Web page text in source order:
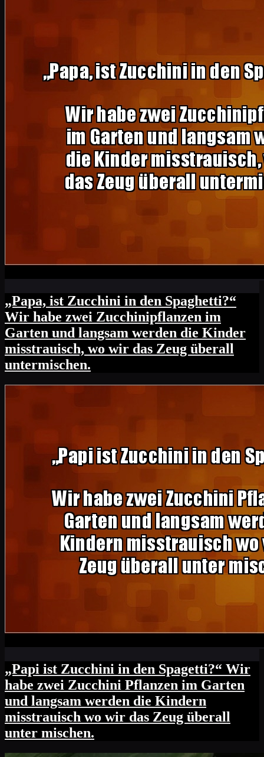
„Papa, ist Zucchini in den Spaghetti?“
Wir habe zwei Zucchinipflanzen im
Garten und langsam werden die Kinder
misstrauisch, wo wir das Zeug überall
untermischen.
„Papi ist Zucchini in den Spagetti?“ Wir
habe zwei Zucchini Pflanzen im Garten
und langsam werden die Kindern
misstrauisch wo wir das Zeug überall
unter mischen.